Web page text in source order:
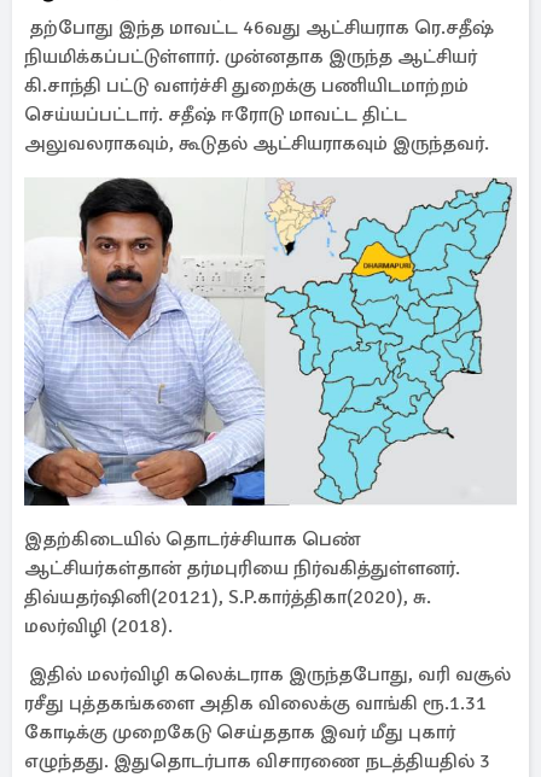
தற்போது இந்த மாவட்ட 46வது ஆட்சியராக ரெ.சதீஷ்
நியமிக்கப்பட்டுள்ளார். முன்னதாக இருந்த ஆட்சியர்
கி.சாந்தி பட்டு வளர்ச்சி துறைக்கு பணியிடமாற்றம்
செய்யப்பட்டார். சதீஷ் ஈரோடு மாவட்ட திட்ட
அலுவலராகவும், கூடுதல் ஆட்சியராகவும் இருந்தவர்.
இதற்கிடையில் தொடர்ச்சியாக பெண்
ஆட்சியர்கள்தான் தர்மபுரியை நிர்வகித்துள்ளனர்.
திவ்யதர்ஷினி(20121), S.P.கார்த்திகா(2020), சு.
மலர்விழி (2018).
இதில் மலர்விழி கலெக்டராக இருந்தபோது, வரி வசூல்
ரசீது புத்தகங்களை அதிக விலைக்கு வாங்கி ரூ.1.31
கோடிக்கு முறைகேடு செய்ததாக இவர் மீது புகார்
எழுந்தது. இதுதொடர்பாக விசாரணை நடத்தியதில் 3